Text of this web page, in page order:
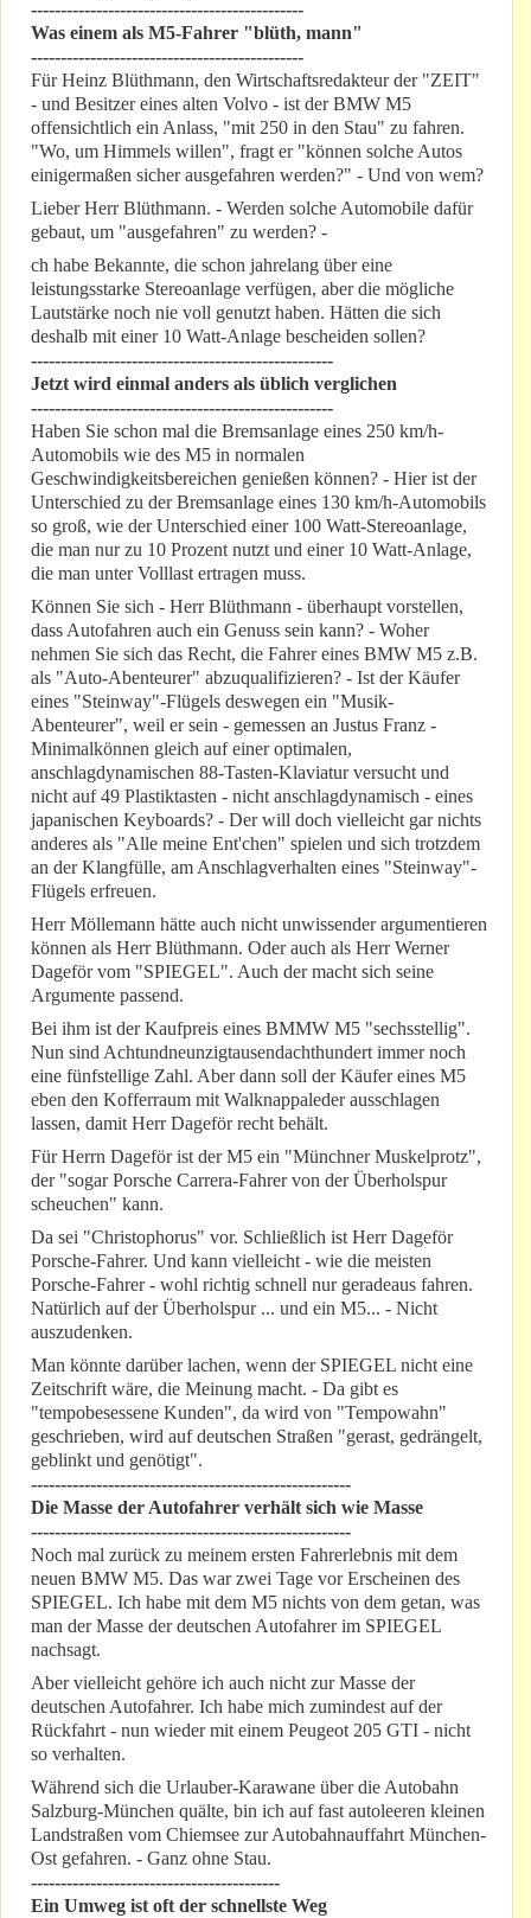
----------------------------------------------
Was einem als M5-Fahrer "blüth, mann"
----------------------------------------------
Für Heinz Blüthmann, den Wirtschaftsredakteur der "ZEIT"
- und Besitzer eines alten Volvo - ist der BMW M5
offensichtlich ein Anlass, "mit 250 in den Stau" zu fahren.
"Wo, um Himmels willen", fragt er "können solche Autos
einigermaßen sicher ausgefahren werden?" - Und von wem?
Lieber Herr Blüthmann. - Werden solche Automobile dafür
gebaut, um "ausgefahren" zu werden? -
ch habe Bekannte, die schon jahrelang über eine
leistungsstarke Stereoanlage verfügen, aber die mögliche
Lautstärke noch nie voll genutzt haben. Hätten die sich
deshalb mit einer 10 Watt-Anlage bescheiden sollen?
---------------------------------------------------
Jetzt wird einmal anders als üblich verglichen
---------------------------------------------------
Haben Sie schon mal die Bremsanlage eines 250 km/h-
Automobils wie des M5 in normalen
Geschwindigkeitsbereichen genießen können? - Hier ist der
Unterschied zu der Bremsanlage eines 130 km/h-Automobils
so groß, wie der Unterschied einer 100 Watt-Stereoanlage,
die man nur zu 10 Prozent nutzt und einer 10 Watt-Anlage,
die man unter Volllast ertragen muss.
Können Sie sich - Herr Blüthmann - überhaupt vorstellen,
dass Autofahren auch ein Genuss sein kann? - Woher
nehmen Sie sich das Recht, die Fahrer eines BMW M5 z.B.
als "Auto-Abenteurer" abzuqualifizieren? - Ist der Käufer
eines "Steinway"-Flügels deswegen ein "Musik-
Abenteurer", weil er sein - gemessen an Justus Franz -
Minimalkönnen gleich auf einer optimalen,
anschlagdynamischen 88-Tasten-Klaviatur versucht und
nicht auf 49 Plastiktasten - nicht anschlagdynamisch - eines
japanischen Keyboards? - Der will doch vielleicht gar nichts
anderes als "Alle meine Ent'chen" spielen und sich trotzdem
an der Klangfülle, am Anschlagverhalten eines "Steinway"-
Flügels erfreuen.
Herr Möllemann hätte auch nicht unwissender argumentieren
können als Herr Blüthmann. Oder auch als Herr Werner
Dageför vom "SPIEGEL". Auch der macht sich seine
Argumente passend.
Bei ihm ist der Kaufpreis eines BMMW M5 "sechsstellig".
Nun sind Achtundneunzigtausendachthundert immer noch
eine fünfstellige Zahl. Aber dann soll der Käufer eines M5
eben den Kofferraum mit Walknappaleder ausschlagen
lassen, damit Herr Dageför recht behält.
Für Herrn Dageför ist der M5 ein "Münchner Muskelprotz",
der "sogar Porsche Carrera-Fahrer von der Überholspur
scheuchen" kann.
Da sei "Christophorus" vor. Schließlich ist Herr Dageför
Porsche-Fahrer. Und kann vielleicht - wie die meisten
Porsche-Fahrer - wohl richtig schnell nur geradeaus fahren.
Natürlich auf der Überholspur ... und ein M5... - Nicht
auszudenken.
Man könnte darüber lachen, wenn der SPIEGEL nicht eine
Zeitschrift wäre, die Meinung macht. - Da gibt es
"tempobesessene Kunden", da wird von "Tempowahn"
geschrieben, wird auf deutschen Straßen "gerast, gedrängelt,
geblinkt und genötigt".
------------------------------------------------------
Die Masse der Autofahrer verhält sich wie Masse
------------------------------------------------------
Noch mal zurück zu meinem ersten Fahrerlebnis mit dem
neuen BMW M5. Das war zwei Tage vor Erscheinen des
SPIEGEL. Ich habe mit dem M5 nichts von dem getan, was
man der Masse der deutschen Autofahrer im SPIEGEL
nachsagt.
Aber vielleicht gehöre ich auch nicht zur Masse der
deutschen Autofahrer. Ich habe mich zumindest auf der
Rückfahrt - nun wieder mit einem Peugeot 205 GTI - nicht
so verhalten.
Während sich die Urlauber-Karawane über die Autobahn
Salzburg-München quälte, bin ich auf fast autoleeren kleinen
Landstraßen vom Chiemsee zur Autobahnauffahrt München-
Ost gefahren. - Ganz ohne Stau.
------------------------------------------
Ein Umweg ist oft der schnellste Weg